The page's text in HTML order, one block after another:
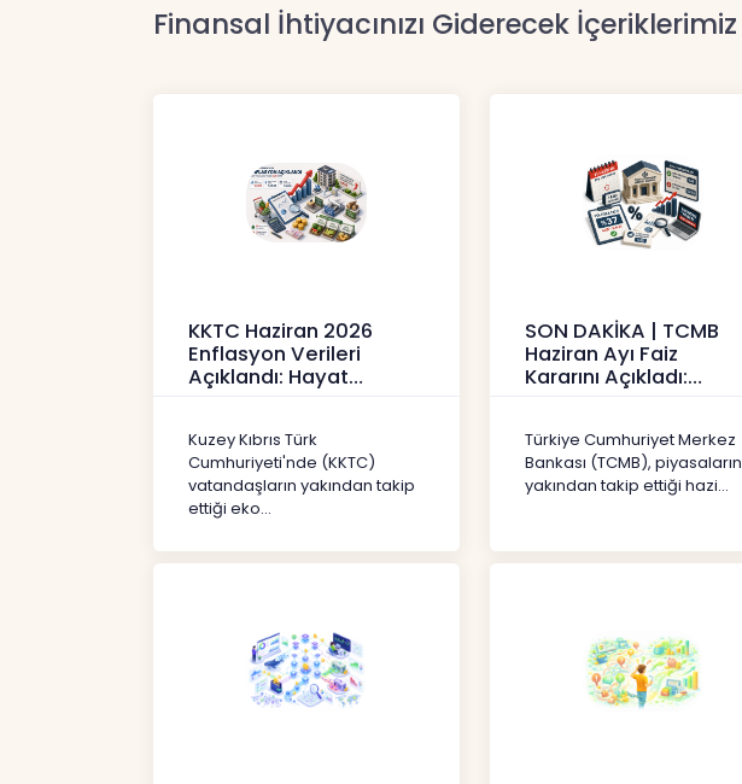
Finansal İhtiyacınızı Giderecek İçeriklerimiz
KKTC Haziran 2026
Enflasyon Verileri
Açıklandı: Hayat
Haberler
Kuzey Kıbrıs Türk
Cumhuriyeti'nde (KKTC)
vatandaşların yakından takip
ettiği eko...
SON DAKİKA | TCMB
Haziran Ayı Faiz
Kararını Açıkladı:
Haberler
Türkiye Cumhuriyet Merkez
Bankası (TCMB), piyasaların
yakından takip ettiği hazi...